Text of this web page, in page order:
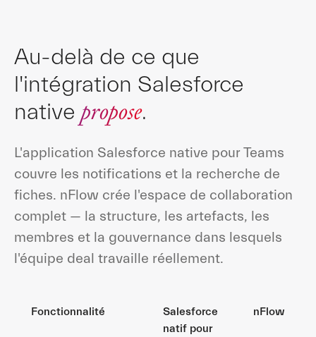
Au-delà de ce que
l'intégration Salesforce
native propose.
L'application Salesforce native pour Teams
couvre les notifications et la recherche de
fiches. nFlow crée l'espace de collaboration
complet — la structure, les artefacts, les
membres et la gouvernance dans lesquels
l'équipe deal travaille réellement.
Fonctionnalité
Salesforce
natif pour
nFlow